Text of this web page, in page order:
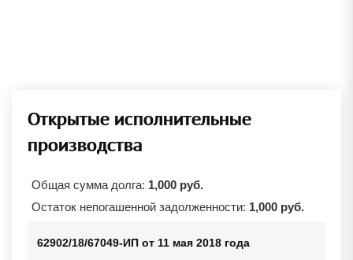
Открытые исполнительные
производства
Общая сумма долга: 1,000 руб.
Остаток непогашенной задолженности: 1,000 руб.
62902/18/67049-ИП от 11 мая 2018 года